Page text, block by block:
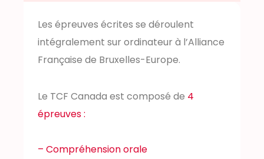
Les épreuves écrites se déroulent
intégralement sur ordinateur à l’Alliance
Française de Bruxelles-Europe.
Le TCF Canada est composé de 4
épreuves :
– Compréhension orale